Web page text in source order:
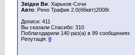
Звідки Ви: Харьков-Сочи
Авто: Рено Трафик 2.0(66квт)2008г.
Дописи: 411
Вы сказали Спасибо: 310
Поблагодарили 140 раз(а) в 99 сообщениях
Репутація: 0